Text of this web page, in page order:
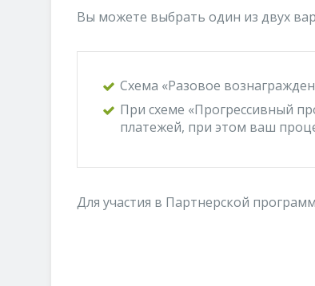
Вы можете выбрать один из двух
Схема «Разовое
При схеме «Прогрессивный
платежей, при этом ваш
Для участия в Партнерской